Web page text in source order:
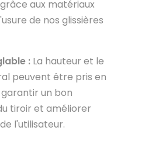
aux matériaux
de nos glissières
: La hauteur et le
peuvent être pris en
un bon
tiroir et améliorer
l'utilisateur.